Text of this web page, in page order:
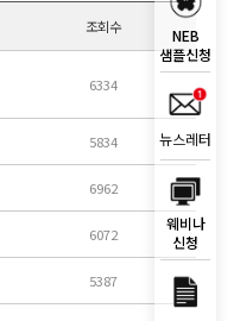
조회수
6334
5834
6962
6072
5387
NEB
샘플신청
뉴스레터
웨비나
신청